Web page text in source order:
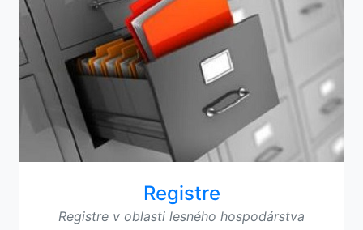
Registre
Registre v oblasti lesného hospodárstva